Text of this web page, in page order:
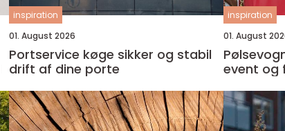
inspiration
01. August 2026
Portservice køge sikker og stabil
drift af dine porte
inspiration
01. August
event og